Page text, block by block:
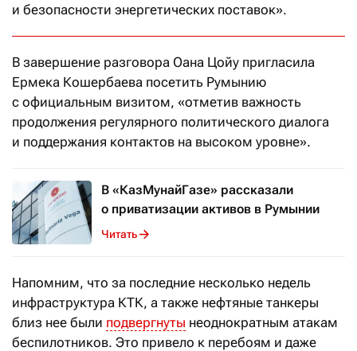
и безопасности энергетических поставок».
В завершение разговора Оана Цойу пригласила
Ермека Кошербаева посетить Румынию
с официальным визитом, «отметив важность
продолжения регулярного политического диалога
и поддержания контактов на высоком уровне».
В «КазМунайГазе» рассказали
о приватизации активов в Румынии
Читать
Напомним, что за последние несколько недель
инфраструктура КТК, а также нефтяные танкеры
близ нее были подвергнуты неоднократным атакам
беспилотников. Это привело к перебоям и даже